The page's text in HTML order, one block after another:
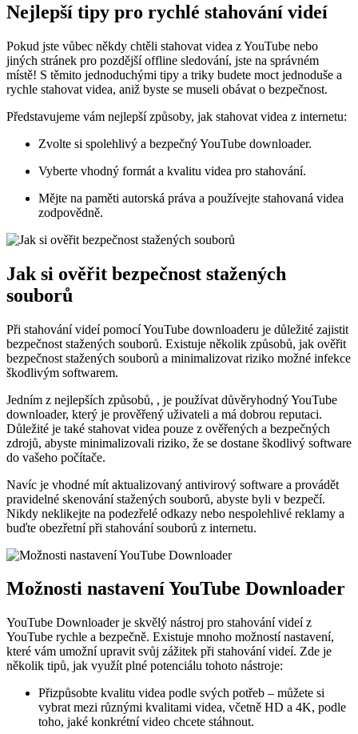
Nejlepší tipy pro rychlé stahování videí
Pokud jste vůbec někdy chtěli stahovat videa z YouTube nebo
jiných stránek pro pozdější offline sledování, jste na správném
místě! S těmito jednoduchými tipy a triky budete moct jednoduše a
rychle stahovat videa, aniž byste se museli obávat o bezpečnost.
Představujeme vám nejlepší způsoby, jak stahovat videa z internetu:
Zvolte si spolehlivý a bezpečný YouTube downloader.
Vyberte vhodný formát a kvalitu videa pro stahování.
Mějte na paměti autorská práva a používejte stahovaná videa
zodpovědně.
Jak si ověřit bezpečnost stažených
souborů
Při stahování videí pomocí YouTube downloaderu je důležité zajistit
bezpečnost stažených souborů. Existuje několik způsobů, jak ověřit
bezpečnost stažených souborů a minimalizovat riziko možné infekce
škodlivým softwarem.
Jedním z nejlepších způsobů, , je používat důvěryhodný YouTube
downloader, který je prověřený uživateli a má dobrou reputaci.
Důležité je také stahovat videa pouze z ověřených a bezpečných
zdrojů, abyste minimalizovali riziko, že se dostane škodlivý software
do vašeho počítače.
Navíc je vhodné mít aktualizovaný antivirový software a provádět
pravidelné skenování stažených souborů, abyste byli v bezpečí.
Nikdy neklikejte na podezřelé odkazy nebo nespolehlivé reklamy a
buďte obezřetní při stahování souborů z internetu.
Možnosti nastavení YouTube Downloader
YouTube Downloader je skvělý nástroj pro stahování videí z
YouTube rychle a bezpečně. Existuje mnoho možností nastavení,
které vám umožní upravit svůj zážitek při stahování videí. Zde je
několik tipů, jak využít plné potenciálu tohoto nástroje:
Přizpůsobte kvalitu videa podle svých potřeb – můžete si
vybrat mezi různými kvalitami videa, včetně HD a 4K, podle
toho, jaké konkrétní video chcete stáhnout.